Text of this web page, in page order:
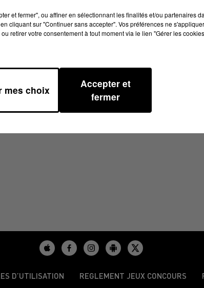
D’UTILISATION REGLEMENT JEUX CONCOURS
et fermer", ou affiner en sélectionnant les finalités et/ou partenaires
cliquant sur "Continuer sans accepter". Vos préférences ne
retirer votre consentement à tout moment via le lien "Gérer les
mes choix
Accepter et
fermer